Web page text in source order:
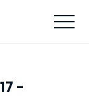
-